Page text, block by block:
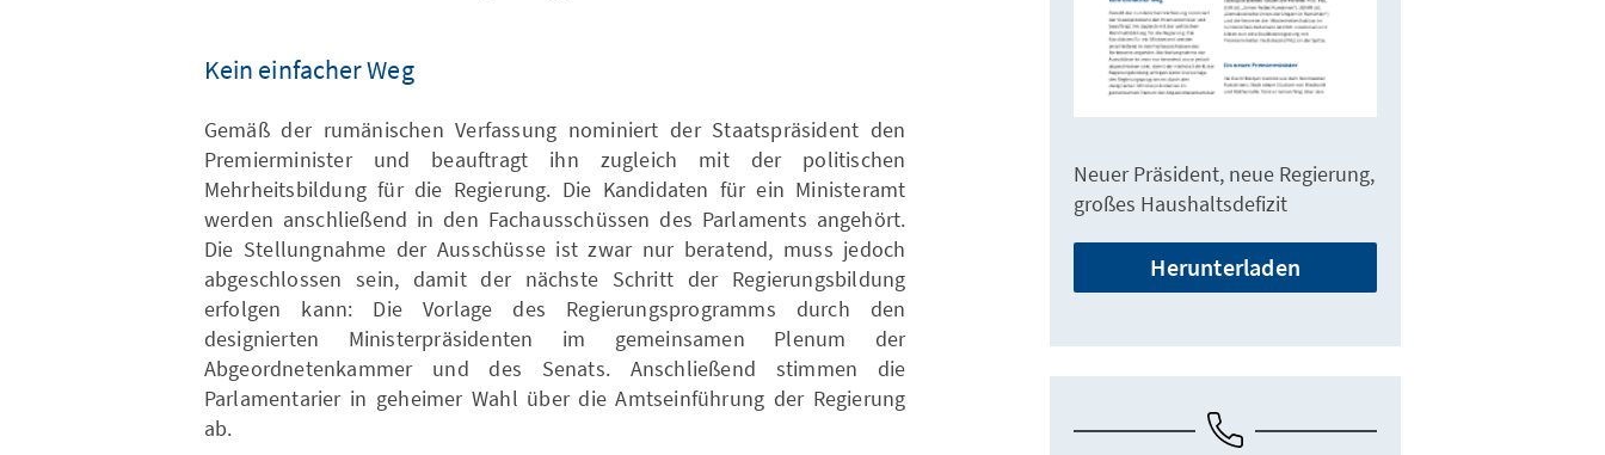
Kein einfacher Weg
Gemäß der rumänischen Verfassung nominiert der Staatspräsident den
Premierminister und beauftragt ihn zugleich mit der politischen
Mehrheitsbildung für die Regierung. Die Kandidaten für ein Ministeramt
werden anschließend in den Fachausschüssen des Parlaments angehört.
Die Stellungnahme der Ausschüsse ist zwar nur beratend, muss jedoch
abgeschlossen sein, damit der nächste Schritt der Regierungsbildung
erfolgen kann: Die Vorlage des Regierungsprogramms durch den
designierten Ministerpräsidenten im gemeinsamen Plenum der
Abgeordnetenkammer und des Senats. Anschließend stimmen die
Parlamentarier in geheimer Wahl über die Amtseinführung der Regierung
ab.
Neuer Präsident, neue Regierung,
großes Haushaltsdefizit
Herunterladen